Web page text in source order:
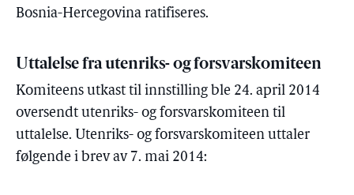
Bosnia-Hercegovina ratifiseres.
Uttalelse fra utenriks- og forsvarskomiteen
Komiteens utkast til innstilling ble 24. april 2014
oversendt utenriks- og forsvarskomiteen til
uttalelse. Utenriks- og forsvarskomiteen uttaler
følgende i brev av 7. mai 2014: